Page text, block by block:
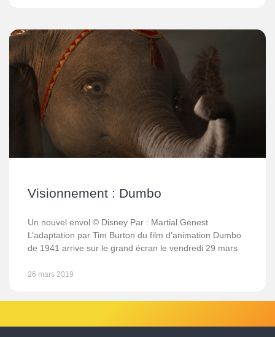
Visionnement : Dumbo
Un nouvel envol © Disney Par : Martial Genest
L’adaptation par Tim Burton du film d’animation Dumbo
de 1941 arrive sur le grand écran le vendredi 29 mars
26 mars 2019